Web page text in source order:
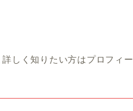
詳しく知りたい方はプロフィ